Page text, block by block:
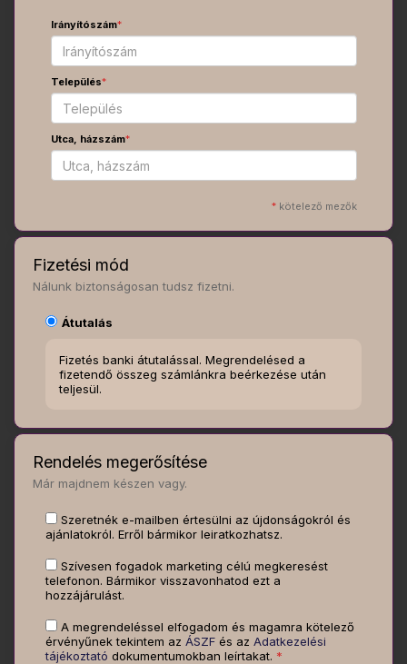
Irányítószám*
Település*
Utca, házszám*
* kötelező mezők
Fizetési mód
Nálunk biztonságosan tudsz fizetni.
Átutalás
Fizetés banki átutalással. Megrendelésed a
fizetendő összeg számlánkra beérkezése után
teljesül.
Rendelés megerősítése
Már majdnem készen vagy.
Szeretnék e-mailben értesülni az újdonságokról és
ajánlatokról. Erről bármikor leiratkozhatsz.
Szívesen fogadok marketing célú megkeresést
telefonon. Bármikor visszavonhatod ezt a
hozzájárulást.
A megrendeléssel elfogadom és magamra kötelező
érvényűnek tekintem azÁSZF és azAdatkezelési
tájékoztató dokumentumokban leírtakat. *